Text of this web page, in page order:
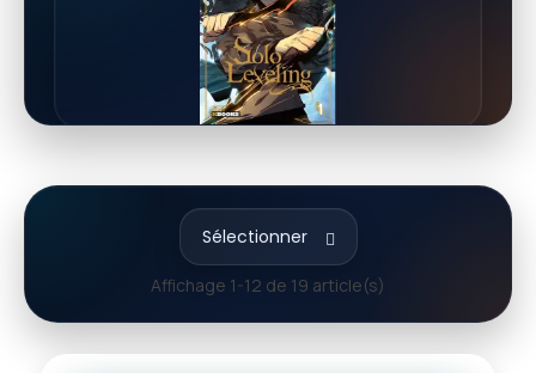
Sélectionner
Affichage 1-12 de 19 article(s)